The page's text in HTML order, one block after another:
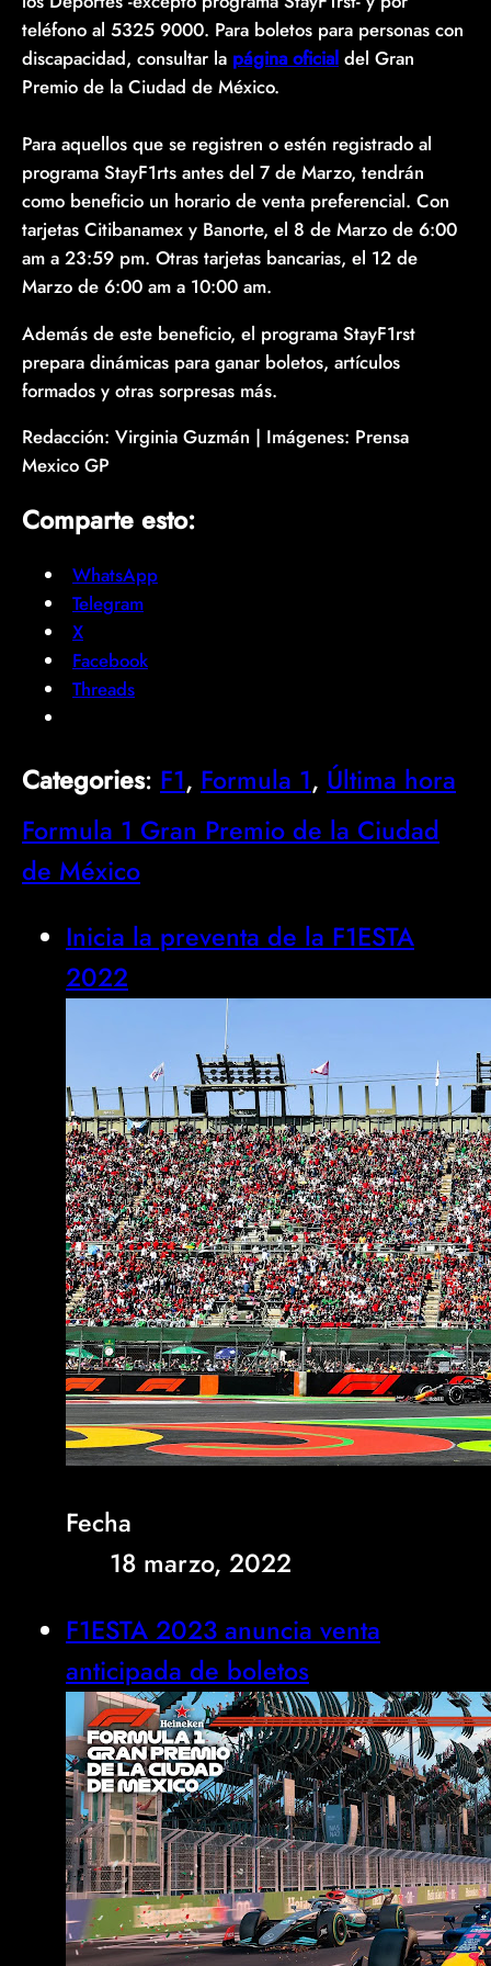
teléfono al 5325 9000. Para boletos para personas con
discapacidad, consultar la página oficial del Gran
Premio de la Ciudad de México.
Para aquellos que se registren o estén registrado al
programa StayF1rts antes del 7 de Marzo, tendrán
como beneficio un horario de venta preferencial. Con
tarjetas Citibanamex y Banorte, el 8 de Marzo de 6:00
am a 23:59 pm. Otras tarjetas bancarias, el 12 de
Marzo de 6:00 am a 10:00 am.
Además de este beneficio, el programa StayF1rst
prepara dinámicas para ganar boletos, artículos
formados y otras sorpresas más.
Redacción: Virginia Guzmán | Imágenes: Prensa
Mexico GP
Comparte esto:
WhatsApp
Telegram
X
Facebook
Threads
Categories: F1, Formula 1, Última hora
Formula 1 Gran Premio de la Ciudad
de México
Inicia la preventa de la F1ESTA
2022
Fecha
18 marzo, 2022
F1ESTA 2023 anuncia venta
anticipada de boletos